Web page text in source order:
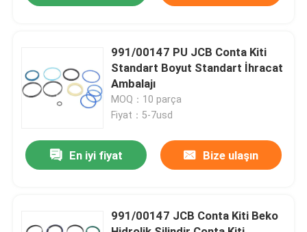
Fabrika turu
Bize Ulaşın
Haberler
Hidrolik Kırıcı Conta Takımı
991/00147 PU JCB Conta Kiti
Standart Boyut Standart İhracat
Ambalajı
MOQ：10 parça
Fiyat：5-7usd
En iyi fiyat Bize ulaşın
991/00147 JCB Conta Kiti Beko